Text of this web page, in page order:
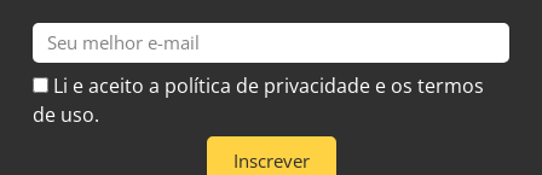
E-
mail
Li e aceito a política de privacidade e os termos
de uso.
Inscrever